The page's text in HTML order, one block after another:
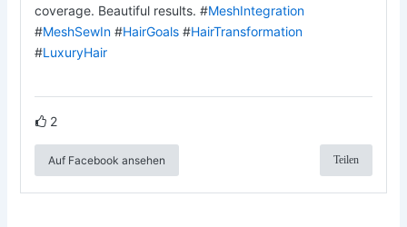
coverage. Beautiful results. #MeshIntegration
#MeshSewIn #HairGoals #HairTransformation
#LuxuryHair
2
Auf Facebook ansehen Teilen